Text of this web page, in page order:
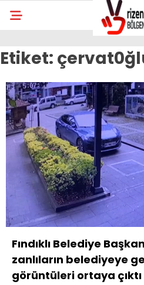
Etiket:
Fındıklı Belediye
zanlıların belediyeye
görüntüleri ortaya çıktı